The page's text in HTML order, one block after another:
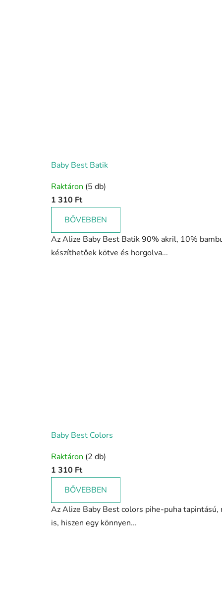
Baby Best Batik
termék
átlagos
értékelése
5-
ből
4,5
Raktáron (5 db)
1 310 Ft
BŐVEBBEN
Az Alize Baby Best Batik 90% akril, 10%
készíthetőek kötve és horgolva...
Baby Best Colors
Raktáron (2 db)
1 310 Ft
BŐVEBBEN
Az Alize Baby Best colors pihe-puha
is, hiszen egy könnyen...